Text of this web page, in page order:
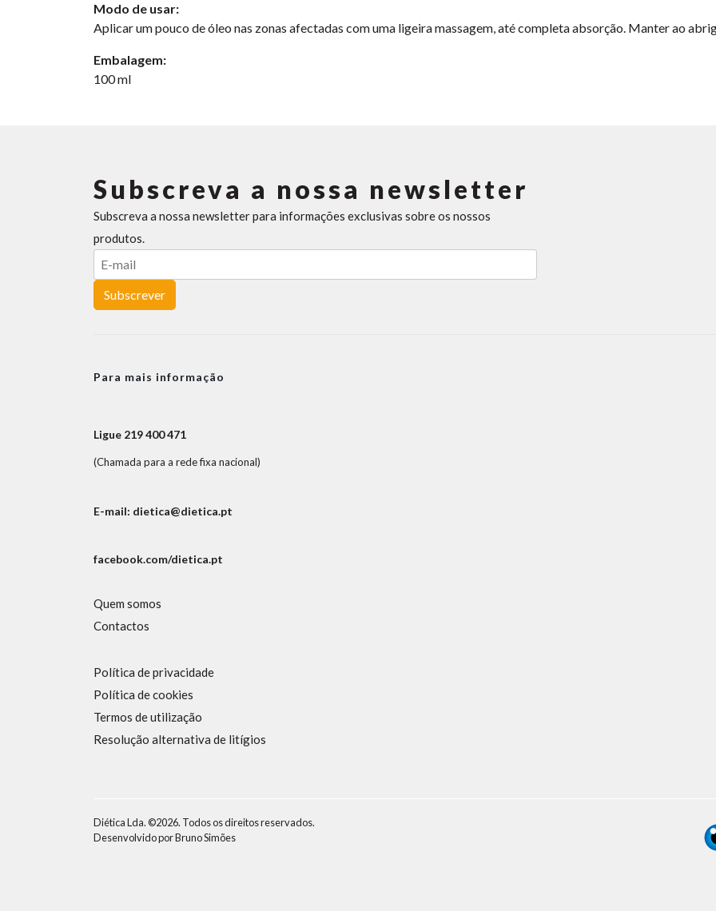
Modo de usar:
Aplicar um pouco de óleo nas zonas afectadas com uma ligeira massagem, até completa absorção. Manter ao
Embalagem:
100 ml
Subscreva a nossa newsletter
Subscreva a nossa newsletter para informações exclusivas sobre os nossos
produtos.
Subscrever
Para mais informação
Ligue 219 400 471
(Chamada para a rede fixa nacional)
E-mail: dietica@dietica.pt
facebook.com/dietica.pt
Quem somos
Contactos
Política de privacidade
Política de cookies
Termos de utilização
Resolução alternativa de litígios
Diética Lda. ©2026. Todos os direitos reservados.
Desenvolvido porBruno Simões